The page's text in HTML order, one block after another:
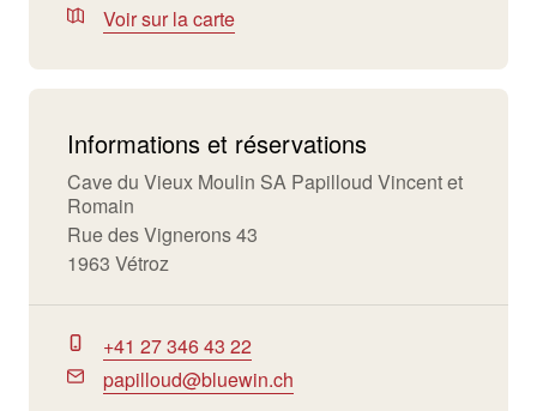
Voir sur la carte
Informations et réservations
Cave du Vieux Moulin SA Papilloud Vincent et
Romain
Rue des Vignerons 43
1963 Vétroz
+41 27 346 43 22
papilloud@bluewin.ch